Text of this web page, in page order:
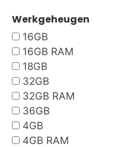
Werkgeheugen
16GB
16GB RAM
18GB
32GB
32GB RAM
36GB
4GB
4GB RAM